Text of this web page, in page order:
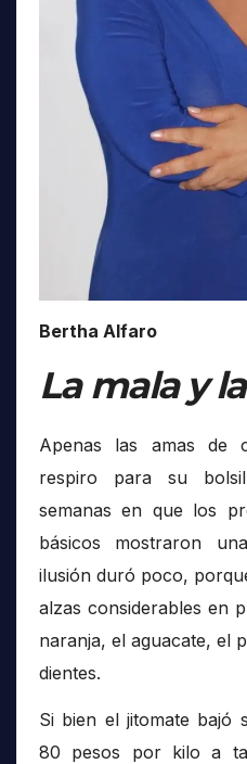
Bertha Alfaro
La mala y
Apenas las amas de
respiro para su
semanas en que los
básicos mostraron
ilusión duró poco,
alzas considerables en
naranja, el aguacate, el
dientes.
Si bien el jitomate bajó
80 pesos por kilo a